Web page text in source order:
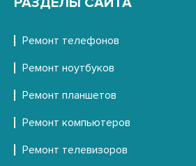
Ремонт телефонов
Ремонт ноутбуков
Ремонт планшетов
Ремонт компьютеров
Ремонт телевизоров